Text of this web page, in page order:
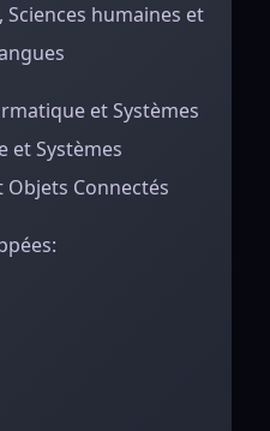
humaines et
et Systèmes
et Systèmes
Connectés